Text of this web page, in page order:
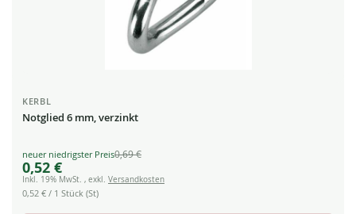
KERBL
Notglied 6 mm, verzinkt
Special
Price
0,52 €
0,69 €
Inkl. 19% MwSt. , exkl. Versandkosten
0,52 € / 1 Stück (St)